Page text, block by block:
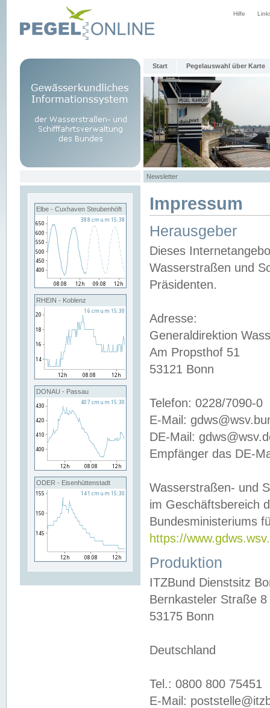
Hilfe
Start Pegelauswahl über Karte
Newsletter
Elbe - Cuxhaven Steubenhöft
RHEIN - Koblenz
DONAU - Passau
ODER - Eisenhüttenstadt
Impressum
Herausgeber
Dieses
Wasserstraßen und
Präsidenten.
Adresse:
Generaldirektion
Am Propsthof 51
53121 Bonn
Telefon: 0228/7090-0
E-Mail:
DE-Mail:
Empfänger das DE-
Wasserstraßen- und
im Geschäftsbereich
Bundesministeriums
https://
Produktion
ITZBund Dienstsitz
Bernkasteler Straße 8
53175 Bonn
Deutschland
Tel.: 0800 800 75451
E-Mail: